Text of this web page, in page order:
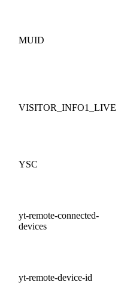
MUID
VISITOR_INFO1_LIVE
YSC
yt-remote-connected-
devices
yt-remote-device-id